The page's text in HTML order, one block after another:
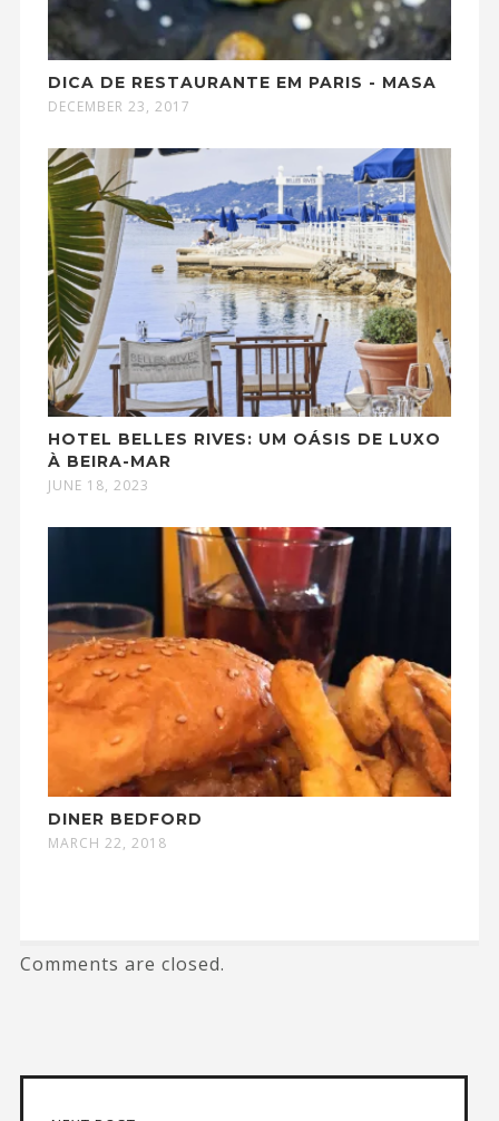
DICA DE RESTAURANTE EM PARIS - MASA
DECEMBER 23, 2017
HOTEL BELLES RIVES: UM OÁSIS DE LUXO
À BEIRA-MAR
JUNE 18, 2023
DINER BEDFORD
MARCH 22, 2018
Comments are closed.